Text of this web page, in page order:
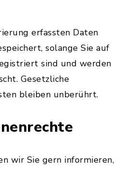
erfassten Daten
solange Sie auf
sind und werden
Gesetzliche
bleiben unberührt.
wir Sie gern informieren,